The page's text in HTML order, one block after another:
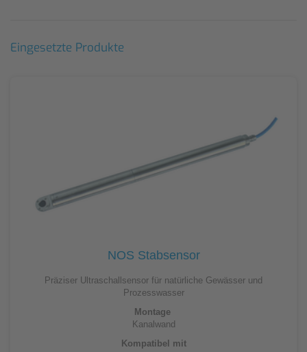
Eingesetzte Produkte
NOS Stabsensor
Präziser Ultraschallsensor für natürliche Gewässer und
Prozesswasser
Montage
Kanalwand
Kompatibel mit